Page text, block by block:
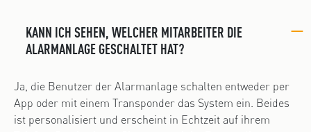
KANN ICH SEHEN, WELCHER MITARBEITER DIE
ALARMANLAGE GESCHALTET HAT?
Ja, die Benutzer der Alarmanlage schalten entweder per
App oder mit einem Transponder das System ein. Beides
ist personalisiert und erscheint in Echtzeit auf ihrem